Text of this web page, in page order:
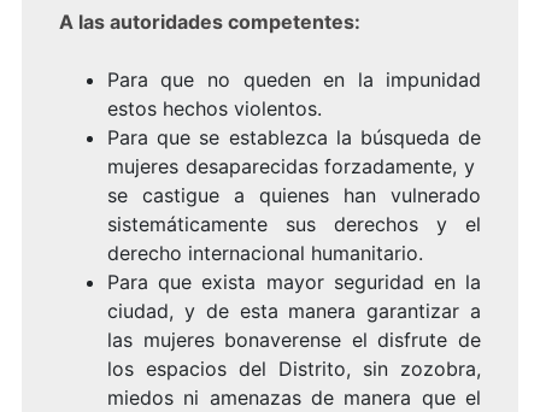
A las autoridades competentes:
Para que no queden en la impunidad
estos hechos violentos.
Para que se establezca la búsqueda de
mujeres desaparecidas forzadamente, y
se castigue a quienes han vulnerado
sistemáticamente sus derechos y el
derecho internacional humanitario.
Para que exista mayor seguridad en la
ciudad, y de esta manera garantizar a
las mujeres bonaverense el disfrute de
los espacios del Distrito, sin zozobra,
miedos ni amenazas de manera que el